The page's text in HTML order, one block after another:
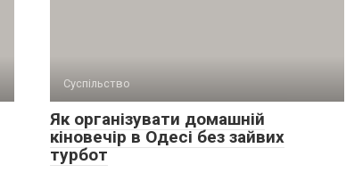
Суспільство
Як організувати домашній
кіновечір в Одесі без зайвих
турбот